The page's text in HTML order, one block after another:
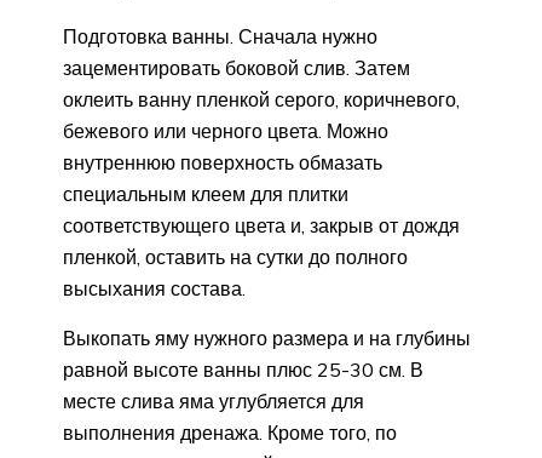
Подготовка ванны. Сначала нужно
зацементировать боковой слив. Затем
оклеить ванну пленкой серого, коричневого,
бежевого или черного цвета. Можно
внутреннюю поверхность обмазать
специальным клеем для плитки
соответствующего цвета и, закрыв от дождя
пленкой, оставить на сутки до полного
высыхания состава.
Выкопать яму нужного размера и на глубины
равной высоте ванны плюс 25-30 см. В
месте слива яма углубляется для
выполнения дренажа. Кроме того, по